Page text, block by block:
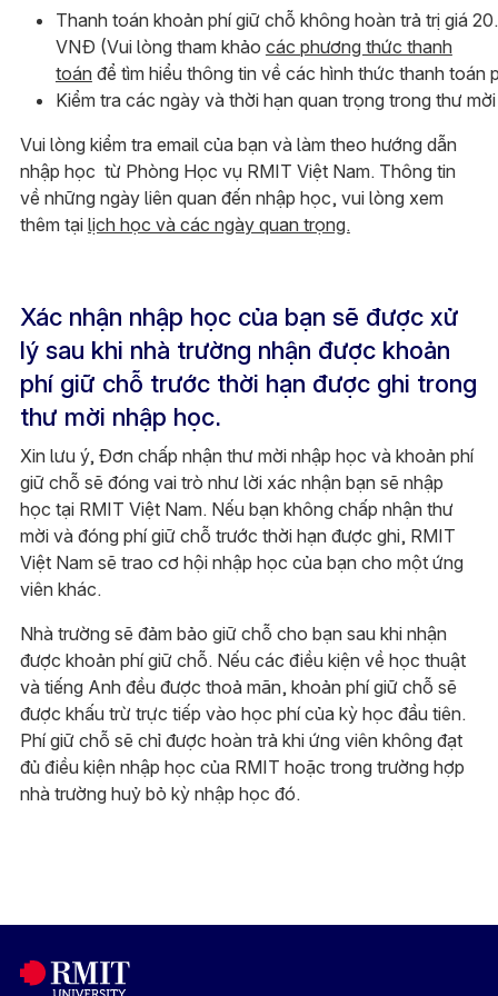
Thanh toán khoản phí giữ chỗ không hoàn trả trị giá
VNĐ (Vui lòng tham khảo các phương thức thanh
toán để tìm hiểu thông tin về các hình thức thanh toán
Kiểm tra các ngày và thời hạn quan trọng trong thư
Vui lòng kiểm tra email của bạn và làm theo hướng dẫn
nhập học từ Phòng Học vụ RMIT Việt Nam. Thông tin
về những ngày liên quan đến nhập học, vui lòng xem
thêm tại lịch học và các ngày quan trọng.
Xác nhận nhập học của bạn sẽ được xử
lý sau khi nhà trường nhận được khoản
phí giữ chỗ trước thời hạn được ghi trong
thư mời nhập học.
Xin lưu ý, Đơn chấp nhận thư mời nhập học và khoản phí
giữ chỗ sẽ đóng vai trò như lời xác nhận bạn sẽ nhập
học tại RMIT Việt Nam. Nếu bạn không chấp nhận thư
mời và đóng phí giữ chỗ trước thời hạn được ghi, RMIT
Việt Nam sẽ trao cơ hội nhập học của bạn cho một ứng
viên khác.
Nhà trường sẽ đảm bảo giữ chỗ cho bạn sau khi nhận
được khoản phí giữ chỗ. Nếu các điều kiện về học thuật
và tiếng Anh đều được thoả mãn, khoản phí giữ chỗ sẽ
được khấu trừ trực tiếp vào học phí của kỳ học đầu tiên.
Phí giữ chỗ sẽ chỉ được hoàn trả khi ứng viên không đạt
đủ điều kiện nhập học của RMIT hoặc trong trường hợp
nhà trường huỷ bỏ kỳ nhập học đó.